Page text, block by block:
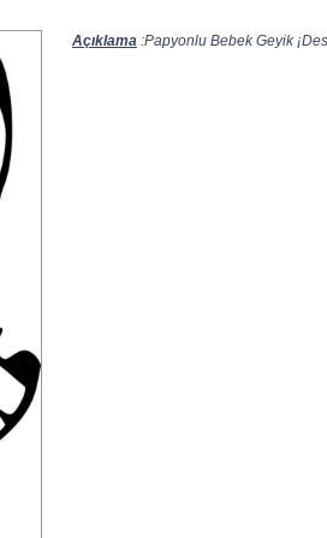
Açıklama :Papyonlu Bebek Geyik